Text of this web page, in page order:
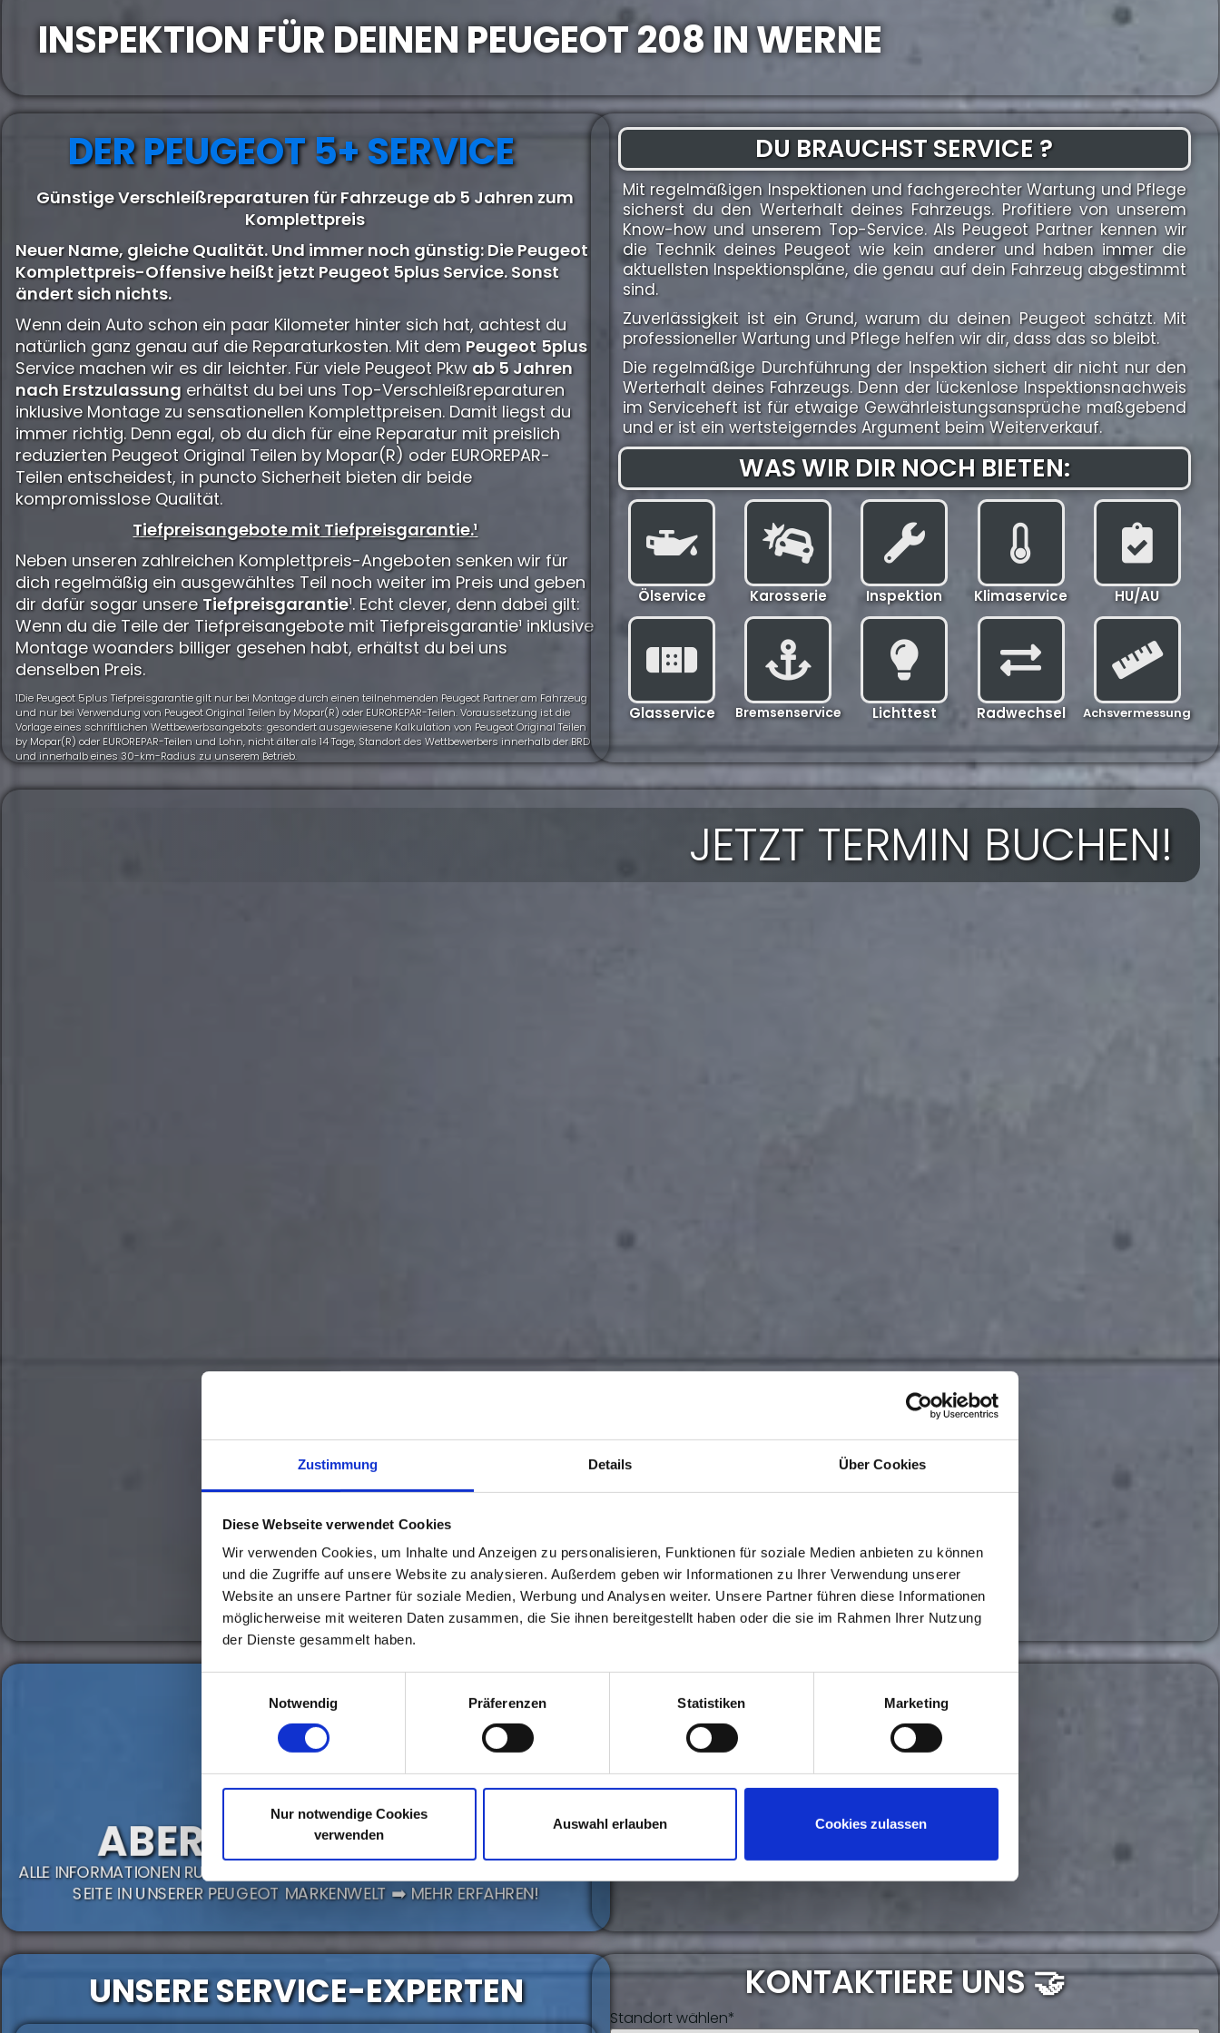
Zustimmung Details Über Cookies
Diese Webseite verwendet Cookies
Wir verwenden Cookies, um Inhalte und Anzeigen zu personalisieren, Funktionen für soziale Medien anbieten zu können
und die Zugriffe auf unsere Website zu analysieren. Außerdem geben wir Informationen zu Ihrer Verwendung unserer
Website an unsere Partner für soziale Medien, Werbung und Analysen weiter. Unsere Partner führen diese Informationen
möglicherweise mit weiteren Daten zusammen, die Sie ihnen bereitgestellt haben oder die sie im Rahmen Ihrer Nutzung
der Dienste gesammelt haben.
Notwendig
Präferenzen Statistiken Marketing
Nur notwendige Cookies
verwenden
Auswahl erlauben Cookies zulassen
INSPEKTION FÜR DEINEN PEUGEOT 208 IN WERNE
DER PEUGEOT 5+ SERVICE
Günstige Verschleißreparaturen für Fahrzeuge ab 5 Jahren zum
Komplettpreis
Neuer Name, gleiche Qualität. Und immer noch günstig: Die Peugeot
Komplettpreis-Offensive heißt jetzt Peugeot 5plus Service. Sonst
ändert sich nichts.
Wenn dein Auto schon ein paar Kilometer hinter sich hat, achtest du
natürlich ganz genau auf die Reparaturkosten. Mit dem Peugeot 5plus
Service machen wir es dir leichter. Für viele Peugeot Pkw ab 5 Jahren
nach Erstzulassungerhältst du bei uns Top-Verschleißreparaturen
inklusive Montage zu sensationellen Komplettpreisen. Damit liegst du
immer richtig. Denn egal, ob du dich für eine Reparatur mit preislich
reduzierten Peugeot Original Teilen by Mopar(R) oder EUROREPAR-
Teilen entscheidest, in puncto Sicherheit bieten dir beide
kompromisslose Qualität.
Tiefpreisangebote mit Tiefpreisgarantie.¹
Neben unseren zahlreichen Komplettpreis-Angeboten senken wir für
dich regelmäßig ein ausgewähltes Teil noch weiter im Preis und geben
dir dafür sogar unsere Tiefpreisgarantie¹. Echt clever, denn dabei gilt:
Wenn du die Teile der Tiefpreisangebote mit Tiefpreisgarantie¹ inklusive
Montage woanders billiger gesehen habt, erhältst du bei uns
denselben Preis.
1Die Peugeot 5plus Tiefpreisgarantie gilt nur bei Montage durch einen teilnehmenden Peugeot Partner am Fahrzeug
und nur bei Verwendung von Peugeot Original Teilen by Mopar(R) oder EUROREPAR-Teilen. Voraussetzung ist die
Vorlage eines schriftlichen Wettbewerbsangebots: gesondert ausgewiesene Kalkulation von Peugeot Original Teilen
by Mopar(R) oder EUROREPAR-Teilen und Lohn, nicht älter als 14 Tage, Standort des Wettbewerbers innerhalb der BRD
und innerhalb eines 30-km-Radius zu unserem Betrieb.
DU BRAUCHST SERVICE ?
Mit regelmäßigen Inspektionen und fachgerechter Wartung und Pflege
sicherst du den Werterhalt deines Fahrzeugs. Profitiere von unserem
Know-how und unserem Top-Service. Als Peugeot Partner kennen wir
die Technik deines Peugeot wie kein anderer und haben immer die
aktuellsten Inspektionspläne, die genau auf dein Fahrzeug abgestimmt
sind.
Zuverlässigkeit ist ein Grund, warum du deinen Peugeot schätzt. Mit
professioneller Wartung und Pflege helfen wir dir, dass das so bleibt.
Die regelmäßige Durchführung der Inspektion sichert dir nicht nur den
Werterhalt deines Fahrzeugs. Denn der lückenlose Inspektionsnachweis
im Serviceheft ist für etwaige Gewährleistungsansprüche maßgebend
und er ist ein wertsteigerndes Argument beim Weiterverkauf.
WAS WIR DIR NOCH BIETEN:
Ölservice Karosserie Inspektion Klimaservice HU/AU
Glasservice Bremsenservice Lichttest Radwechsel Achsvermessung
JETZT TERMIN BUCHEN!
ABER WAS IST MIT..?
ALLE INFORMATIONEN RUND UM DEN PEUGEOT 208 GIBT ES AUF DER MODELL
SEITE IN UNSERER PEUGEOT MARKENWELT ➡️ MEHR ERFAHREN!
UNSERE SERVICE-EXPERTEN KONTAKTIERE UNS 🤝
Standort wählen*